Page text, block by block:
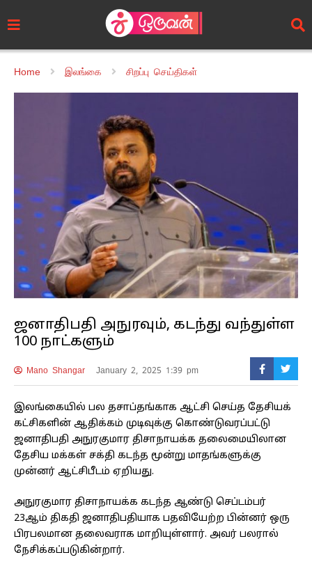
Home இலங்கை சிறப்பு செய்திகள்
ஜனாதிபதி அநுரவும், கடந்து வந்துள்ள
100 நாட்களும்
Mano Shangar January 2, 2025 1:39 pm
இலங்கையில் பல தசாப்தங்காக ஆட்சி செய்த தேசியக்
கட்சிகளின் ஆதிக்கம் முடிவுக்கு கொண்டுவரப்பட்டு
ஜனாதிபதி அநுரகுமார திசாநாயக்க தலைமையிலான
தேசிய மக்கள் சக்தி கடந்த மூன்று மாதங்களுக்கு
முன்னர் ஆட்சிபீடம் ஏறியது.
அநுரகுமார திசாநாயக்க கடந்த ஆண்டு செப்டம்பர்
23ஆம் திகதி ஜனாதிபதியாக பதவியேற்ற பின்னர் ஒரு
பிரபலமான தலைவராக மாறியுள்ளார். அவர் பலரால்
நேசிக்கப்படுகின்றார்.